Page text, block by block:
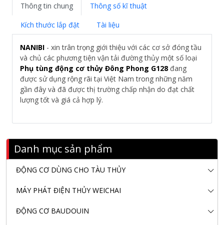
Danh mục sản phẩm
ĐỘNG CƠ DÙNG CHO TÀU THỦY
MÁY PHÁT ĐIỆN THỦY WEICHAI
ĐỘNG CƠ BAUDOUIN
Thông tin chung
Thông số kĩ thuật
Kích thước lắp đặt
Tài liệu
NANIBI - xin trân trọng giới thiệu với các cơ sở đóng tầu
và chủ các phương tiện vận tải đường thủy một số loại
Phụ tùng động cơ thủy Đông Phong G128 đang
được sử dụng rộng rãi tại Việt Nam trong những năm
gần đây và đã được thị trường chấp nhận do đạt chất
lượng tốt và giá cả hợp lý.